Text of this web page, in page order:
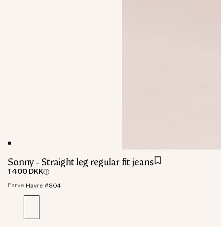
Sonny - Straight leg regular fit jeans
1 400 DKK
Farve: Havre #804